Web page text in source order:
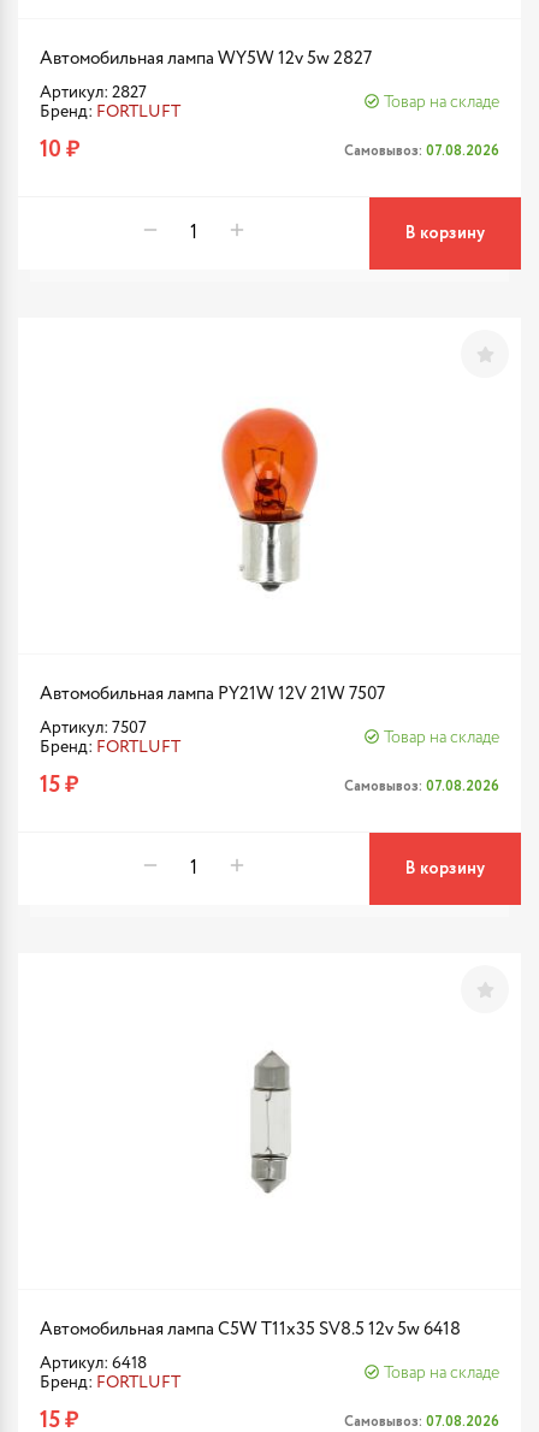
Автомобильная лампа WY5W 12v 5w 2827
Артикул: 2827
Бренд: FORTLUFT
Товар на складе
10 ₽ Самовывоз: 07.08.2026
В корзину
Автомобильная лампа PY21W 12V 21W 7507
Артикул: 7507
Бренд: FORTLUFT
Товар на складе
15 ₽ Самовывоз: 07.08.2026
В корзину
Автомобильная лампа C5W T11x35 SV8.5 12v 5w 6418
Артикул: 6418
Бренд: FORTLUFT
Товар на складе
15 ₽ Самовывоз: 07.08.2026